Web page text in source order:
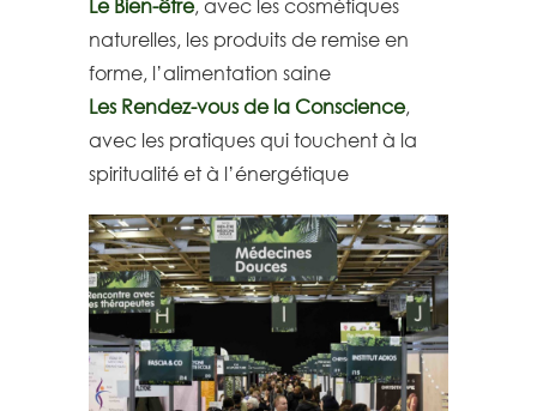
Le Bien-être, avec les cosmétiques
naturelles, les produits de remise en
forme, l’alimentation saine
Les Rendez-vous de la Conscience,
avec les pratiques qui touchent à la
spiritualité et à l’énergétique